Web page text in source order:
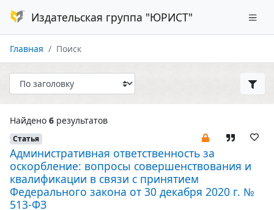
Издательская группа "ЮРИСТ"
Главная Поиск
Найдено 6 результатов
Статья
Административная ответственность за
оскорбление: вопросы совершенствования и
квалификации в связи с принятием
Федерального закона от 30 декабря 2020 г. №
513-ФЗ